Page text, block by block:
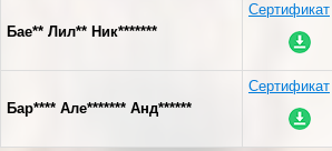
Бае** Лил** Ник*******
Сертификат
Бар**** Але******* Анд******
Сертификат